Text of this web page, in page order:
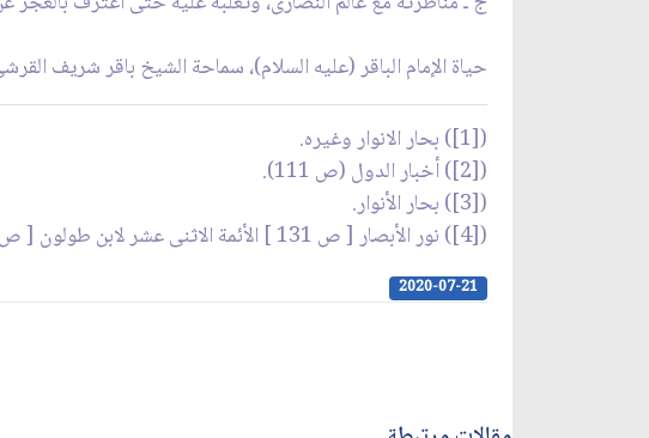
حياة الإمام الباقر (عليه السلام)، سماحة الشيخ باقر شريف
([1]) بحار الانوار وغيره.
([2]) أخبار الدول (ص 111).
([3]) بحار الأنوار.
([4]) نور الأبصار [ ص 131 ] الأئمة الاثنى عشر لابن طولون [ ص 281 ].
2020-07-21